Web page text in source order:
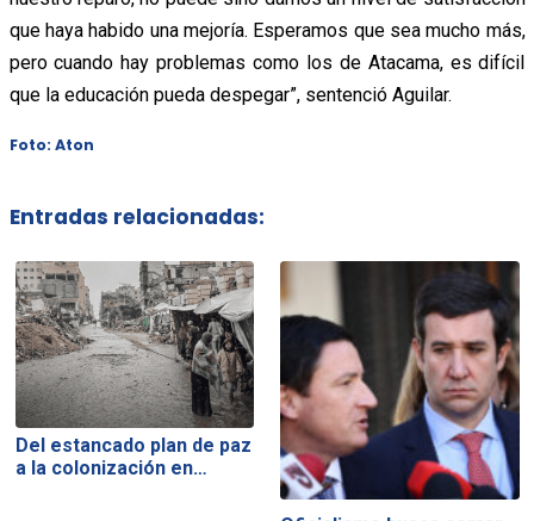
que haya habido una mejoría. Esperamos que sea mucho más,
pero cuando hay problemas como los de Atacama, es difícil
que la educación pueda despegar”, sentenció Aguilar.
Foto: Aton
Entradas relacionadas:
Del estancado plan de paz
a la colonización en…